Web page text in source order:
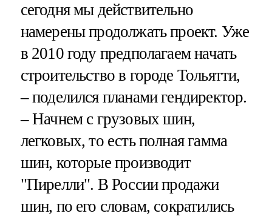
сегодня мы действительно
намерены продолжать проект. Уже
в 2010 году предполагаем начать
строительство в городе Тольятти,
– поделился планами гендиректор.
– Начнем с грузовых шин,
легковых, то есть полная гамма
шин, которые производит
"Пирелли". В России продажи
шин, по его словам, сократились